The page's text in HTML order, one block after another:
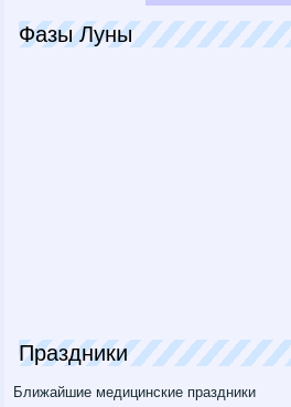
Фазы Луны
Праздники
Ближайшие медицинские праздники